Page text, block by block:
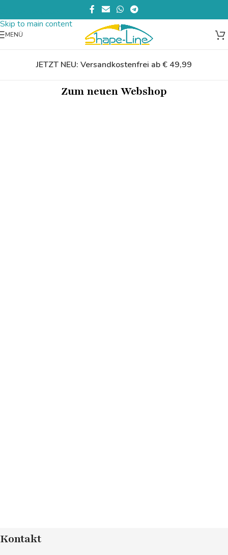
Skip to main content
MENÜ
JETZT NEU: Versandkostenfrei ab € 49,99
Zum neuen Webshop
Kontakt